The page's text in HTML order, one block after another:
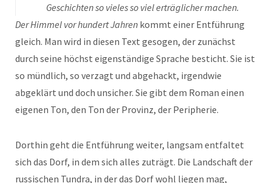
Geschichten so vieles so viel erträglicher machen.
Der Himmel vor hundert Jahren kommt einer Entführung
gleich. Man wird in diesen Text gesogen, der zunächst
durch seine höchst eigenständige Sprache besticht. Sie ist
so mündlich, so verzagt und abgehackt, irgendwie
abgeklärt und doch unsicher. Sie gibt dem Roman einen
eigenen Ton, den Ton der Provinz, der Peripherie.
Dorthin geht die Entführung weiter, langsam entfaltet
sich das Dorf, in dem sich alles zuträgt. Die Landschaft der
russischen Tundra, in der das Dorf wohl liegen mag,